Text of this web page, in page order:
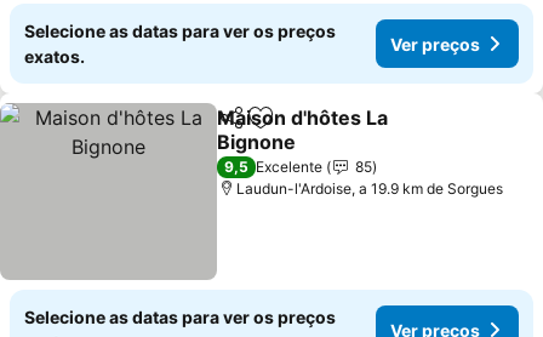
Selecione as datas para ver os preços
exatos.
Ver preços
PartilharAdicionar aos favoritos
Maison d'hôtes La
Bignone
Ver preços
9,5 Excelente
85
Laudun-l'Ardoise, a 19.9 km de Sorgues
Selecione as datas para ver os preços
Ver preços